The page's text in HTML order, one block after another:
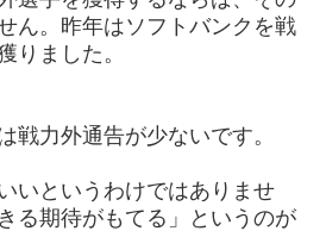
ん。昨年はソフトバンクを戦
りました。
戦力外通告が少ないです。
いというわけではありませ
る期待がもてる」というのが